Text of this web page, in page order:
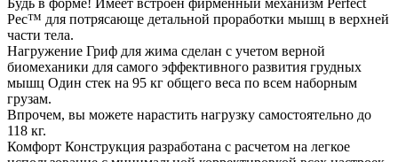
Pec™ для потрясающе детальной проработки мышц в верхней
части тела.
Нагружение Гриф для жима сделан с учетом верной
биомеханики для самого эффективного развития грудных
мышц Один стек на 95 кг общего веса по всем наборным
грузам.
Впрочем, вы можете нарастить нагрузку самостоятельно до
118 кг.
Комфорт Конструкция разработана с расчетом на легкое